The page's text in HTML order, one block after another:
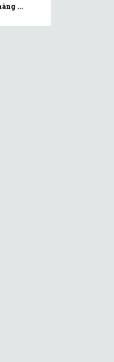
...